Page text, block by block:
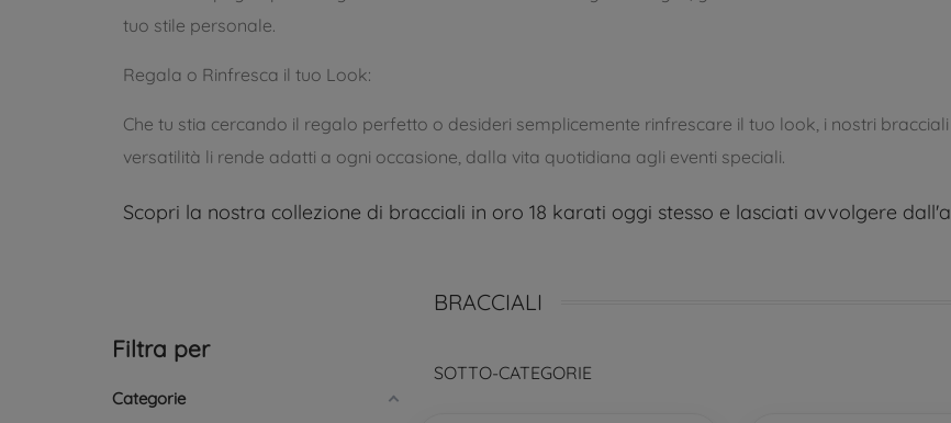
tuo stile personale.
Regala o Rinfresca il tuo Look:
Che tu stia cercando il regalo perfetto o desideri semplicemente rinfrescare il tuo look, i nostri
versatilità li rende adatti a ogni occasione, dalla vita quotidiana agli eventi speciali.
Scopri la nostra collezione di bracciali in oro 18 karati oggi stesso e lasciati avvolgere
Filtra per
Categorie
BRACCIALI
SOTTO-CATEGORIE